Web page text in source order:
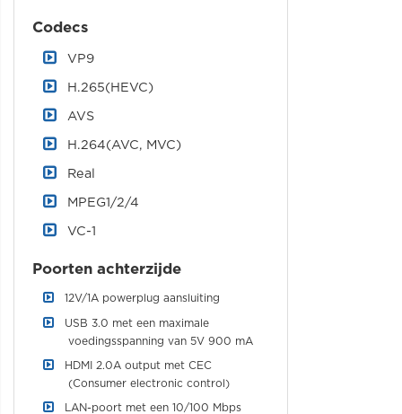
Codecs
VP9
H.265(HEVC)
AVS
H.264(AVC, MVC)
Real
MPEG1/2/4
VC-1
Poorten achterzijde
12V/1A powerplug aansluiting
USB 3.0 met een maximale
voedingsspanning van 5V 900 mA
HDMI 2.0A output met CEC
(Consumer electronic control)
LAN-poort met een 10/100 Mbps